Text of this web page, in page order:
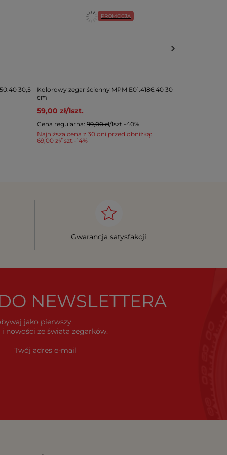
30,5
PROMOCJA
Kolorowy zegar ścienny MPM E01.4186.40 30
cm
59,00 zł/1szt.
Najniższa cena z 30 dni przed obniżką:
69,00 zł/1szt. -14%
Cena regularna: 99,00 zł/1szt. -40%
Gwarancja satysfakcji
NEWSLETTERA
jako pierwszy
ze świata zegarków.